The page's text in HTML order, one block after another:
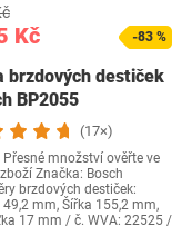
Kč -83 %
brzdových destiček
BP2055
(17×)
množství ověřte ve
Značka: Bosch
brzdových destiček:
49,2 mm, Šířka 155,2 mm,
17 mm / č. WVA: 22525 /